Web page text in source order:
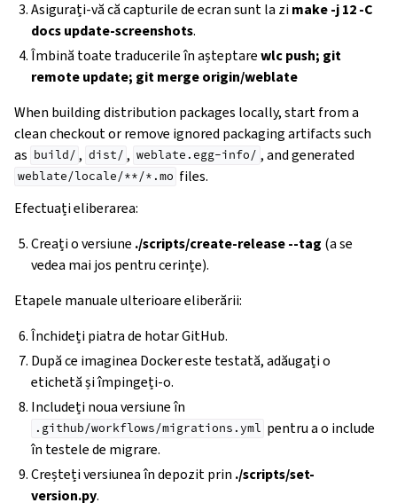
Asigurați-vă că capturile de ecran sunt la zimake -j 12 -C
docs update-screenshots.
Îmbină toate traducerile în așteptarewlc push; git
remote update; git merge origin/weblate
When building distribution packages locally, start from a
clean checkout or remove ignored packaging artifacts such
as build/ , dist/ , weblate.egg-info/ , and generated
weblate/locale/**/*.mo files.
Efectuați eliberarea:
Creați o versiune ./scripts/create-release --tag (a se
vedea mai jos pentru cerințe).
Etapele manuale ulterioare eliberării:
Închideți piatra de hotar GitHub.
După ce imaginea Docker este testată, adăugați o
etichetă și împingeți-o.
Includeți noua versiune în
.github/workflows/migrations.yml pentru a o include
în testele de migrare.
Creșteți versiunea în depozit prin ./scripts/set-
version.py.